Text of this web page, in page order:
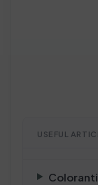
USEFUL